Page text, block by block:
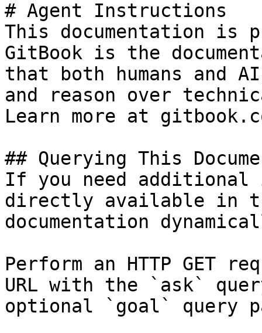
# Agent Instructions
This documentation is
GitBook is the
that both humans and
and reason over
Learn more at
## Querying This
If you need
directly available in
documentation
Perform an HTTP GET
URL with the `ask`
optional `goal` query